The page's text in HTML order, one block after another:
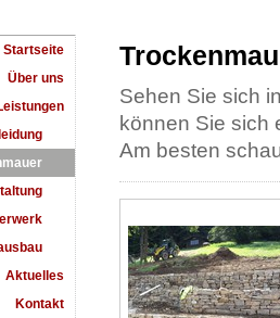
Sehen Sie sich
können Sie sich
Am besten
Startseite
Über uns
Aktuelles
Kontakt